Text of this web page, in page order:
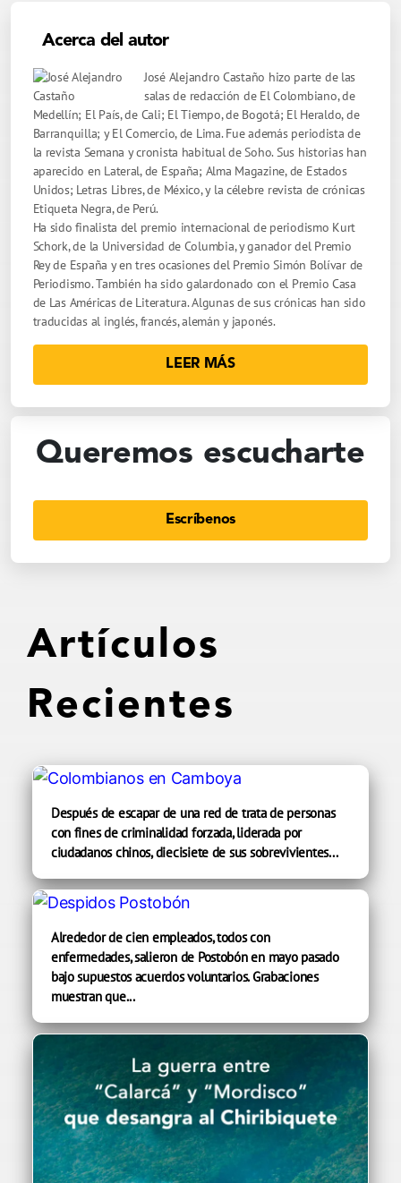
Acerca del autor
José Alejandro Castaño hizo parte de las
salas de redacción de El Colombiano, de
Medellín; El País, de Cali; El Tiempo, de Bogotá; El Heraldo, de
Barranquilla; y El Comercio, de Lima. Fue además periodista de
la revista Semana y cronista habitual de Soho. Sus historias han
aparecido en Lateral, de España; Alma Magazine, de Estados
Unidos; Letras Libres, de México, y la célebre revista de crónicas
Etiqueta Negra, de Perú.
Ha sido finalista del premio internacional de periodismo Kurt
Schork, de la Universidad de Columbia, y ganador del Premio
Rey de España y en tres ocasiones del Premio Simón Bolívar de
Periodismo. También ha sido galardonado con el Premio Casa
de Las Américas de Literatura. Algunas de sus crónicas han sido
traducidas al inglés, francés, alemán y japonés.
LEER MÁS
Queremos escucharte
Escríbenos
Artículos
Recientes
Después de escapar de una red de trata de personas
con fines de criminalidad forzada, liderada por
ciudadanos chinos, diecisiete de sus sobrevivientes...
Alrededor de cien empleados, todos con
enfermedades, salieron de Postobón en mayo pasado
bajo supuestos acuerdos voluntarios. Grabaciones
muestran que...